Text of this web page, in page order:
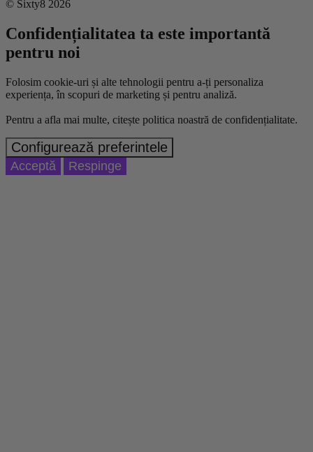
© Sixty8 2026
Confidențialitatea ta este importantă
pentru noi
Folosim cookie-uri și alte tehnologii pentru a-ți personaliza
experiența, în scopuri de marketing și pentru analiză.
Pentru a afla mai multe, citește politica noastră de confidențialitate.
Configurează preferintele
Acceptă Respinge